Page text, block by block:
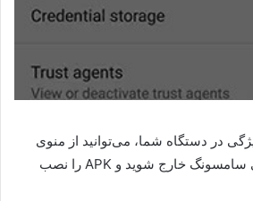
در دستگاه شما، می‌توانید از منوی
تنظیمات در گوشی سامسونگ خارج شوید و APK را نصب